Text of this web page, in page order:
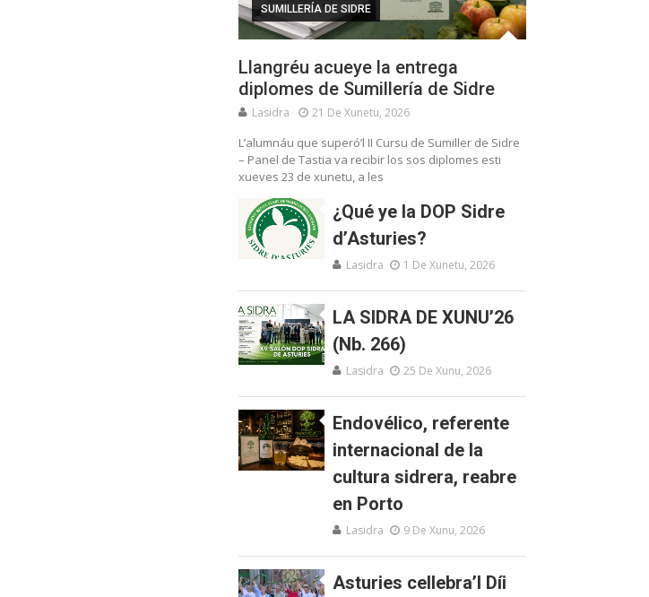
SUMILLERÍA DE SIDRE
Llangréu acueye la entrega
diplomes de Sumillería de Sidre
Lasidra 21 De Xunetu, 2026
L’alumnáu que superó’l II Cursu de Sumiller de Sidre
– Panel de Tastia va recibir los sos diplomes esti
xueves 23 de xunetu, a les
¿Qué ye la DOP Sidre
d’Asturies?
Lasidra 1 De Xunetu, 2026
LA SIDRA DE XUNU’26
(Nb. 266)
Lasidra 25 De Xunu, 2026
Endovélico, referente
internacional de la
cultura sidrera, reabre
en Porto
Lasidra 9 De Xunu, 2026
Asturies cellebra’l Díi